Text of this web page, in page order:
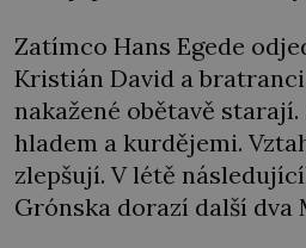
Zatímco Hans Egede
Kristián David a
nakažené obětavě
hladem a kurdějemi.
zlepšují. V létě
Grónska dorazí další dva